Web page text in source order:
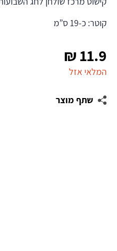
קוטר: כ-19 ס”מ
11.9
₪
המלאי אזל
שתף מוצר